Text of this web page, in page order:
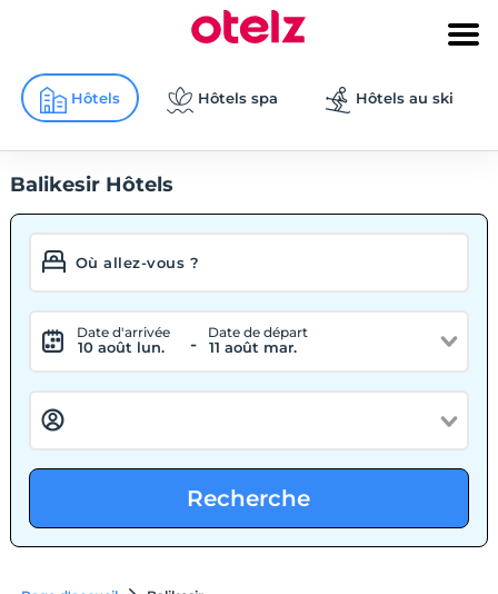
Hôtels Hôtels spa Hôtels au ski
Balikesir Hôtels
Date d'arrivée
10 août lun. -
Date de départ
11 août mar.
Recherche